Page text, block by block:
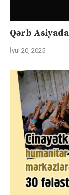
Qərb Asiyada
İyul 20, 2025